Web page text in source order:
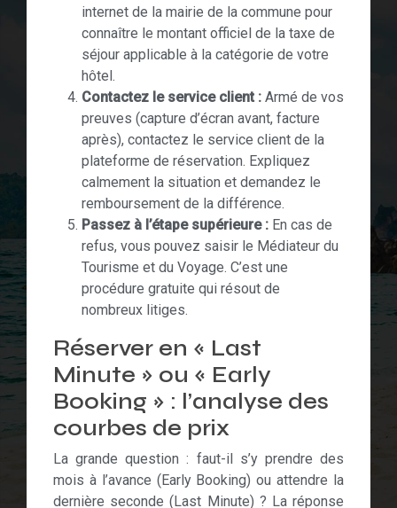
internet de la mairie de la commune pour
connaître le montant officiel de la taxe de
séjour applicable à la catégorie de votre
hôtel.
Contactez le service client : Armé de vos
preuves (capture d’écran avant, facture
après), contactez le service client de la
plateforme de réservation. Expliquez
calmement la situation et demandez le
remboursement de la différence.
Passez à l’étape supérieure : En cas de
refus, vous pouvez saisir le Médiateur du
Tourisme et du Voyage. C’est une
procédure gratuite qui résout de
nombreux litiges.
Réserver en « Last
Minute » ou « Early
Booking » : l’analyse des
courbes de prix
La grande question : faut-il s’y prendre des
mois à l’avance (Early Booking) ou attendre la
dernière seconde (Last Minute) ? La réponse